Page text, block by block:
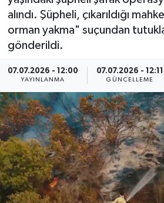
alındı. Şüpheli, çıkarıldığı
orman yakma" suçundan
gönderildi.
07.07.2026 - 12:00
YAYINLANMA
07.07.2026 - 12:11
GÜNCELLEME
Asayiş
Dünya
Eğitim
Sağlık
Magazin
Turizm
Çevre
Haber Arşivi